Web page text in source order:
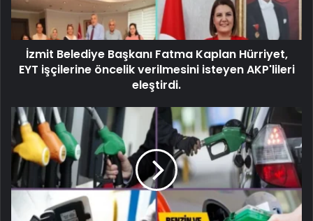
İzmit Belediye Başkanı Fatma Kaplan Hürriyet,
EYT işçilerine öncelik verilmesini isteyen AKP'lileri
eleştirdi.